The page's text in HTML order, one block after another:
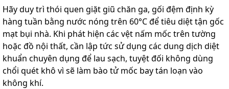
Hãy duy trì thói quen giặt giũ chăn ga, gối đệm định kỳ
hàng tuần bằng nước nóng trên 60°C để tiêu diệt tận gốc
mạt bụi nhà. Khi phát hiện các vệt nấm mốc trên tường
hoặc đồ nội thất, cần lập tức sử dụng các dung dịch diệt
khuẩn chuyên dụng để lau sạch, tuyệt đối không dùng
chổi quét khô vì sẽ làm bào tử mốc bay tán loạn vào
không khí.